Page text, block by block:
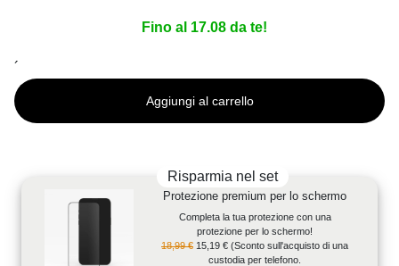
Fino al 17.08 da te!
´
Aggiungi al carrello
Risparmia nel set
Protezione premium per lo schermo
Completa la tua protezione con una
protezione per lo schermo!
18,99 € 15,19 € (Sconto sull'acquisto di una
custodia per telefono.